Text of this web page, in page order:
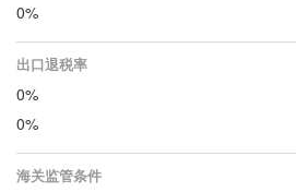
0%
出口退税率
0%
0%
海关监管条件